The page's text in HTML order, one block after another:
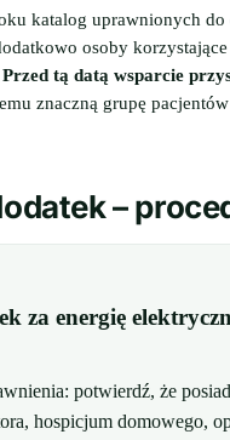
katalog uprawnionych
osoby
Przed tą datą wsparcie
znaczną grupę
–
za energię
potwierdź, że
hospicjum domowego,